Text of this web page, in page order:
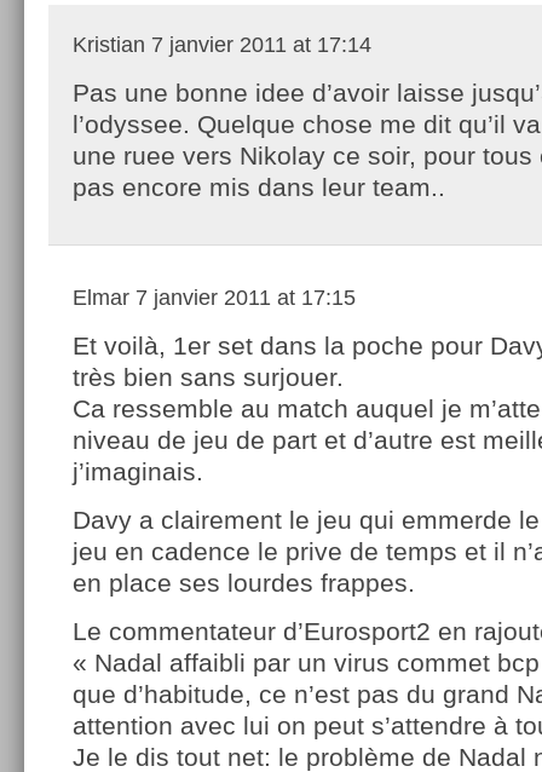
Kristian 7 janvier 2011 at 17:14
Pas une bonne idee d’avoir laisse
l’odyssee. Quelque chose me dit qu’il
une ruee vers Nikolay ce soir, pour tous
pas encore mis dans leur team..
Elmar 7 janvier 2011 at 17:15
Et voilà, 1er set dans la poche pour
très bien sans surjouer.
Ca ressemble au match auquel je
niveau de jeu de part et d’autre est
j’imaginais.
Davy a clairement le jeu qui emmerde
jeu en cadence le prive de temps et il
en place ses lourdes frappes.
Le commentateur d’Eurosport2 en
« Nadal affaibli par un virus commet
que d’habitude, ce n’est pas du grand
attention avec lui on peut s’attendre à
Je le dis tout net: le problème de Nadal